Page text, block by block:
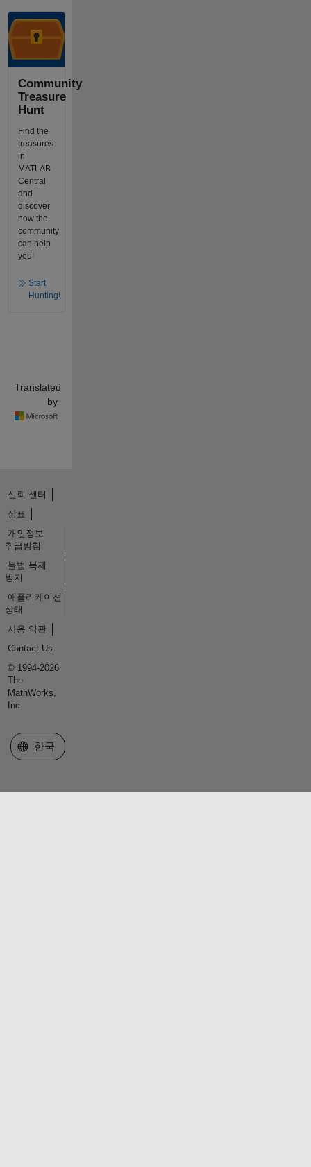
Community
Treasure
Hunt
Find the
treasures
in
MATLAB
Central
and
discover
how the
community
can help
you!
Start
Hunting!
Translated
by
신뢰 센터
상표
개인정보
취급방침
불법 복제
방지
애플리케이션
상태
사용 약관
Contact Us
© 1994-2026
The
MathWorks,
Inc.
웹사이트 선택
한국